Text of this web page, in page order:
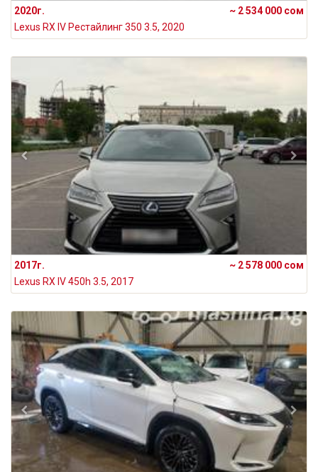
2020г.
~ 2 534 000 сом
Lexus RX IV Рестайлинг 350 3.5, 2020
2017г.
~ 2 578 000 сом
Lexus RX IV 450h 3.5, 2017